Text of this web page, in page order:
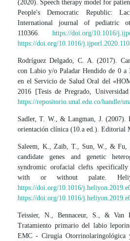
(2020). Speech therapy model for
People's Democratic Republic:
International journal of pediatric
110366. https://doi.org/10.1016/
https://doi.org/10.1016/
Rodríguez Delgado, C. A. (2017).
con Labio y/o Paladar Hendido de 0 a
en el Servicio de Salud Oral del
2016 [Tesis de Pregrado,
https://repositorio.unal.edu.co/handle/
Sadler, T. W., & Langman, J. (2007).
orientación clínica (10.a ed.). Editorial
Saleem, K., Zaib, T., Sun, W., & Fu,
candidate genes and genetic
syndromic orofacial clefts
with or without palate.
https://doi.org/10.1016/
https://doi.org/10.1016/
Teissier, N., Bennaceur, S., & Van
Tratamiento primario del labio
EMC - Cirugía Otorrinolaringológica